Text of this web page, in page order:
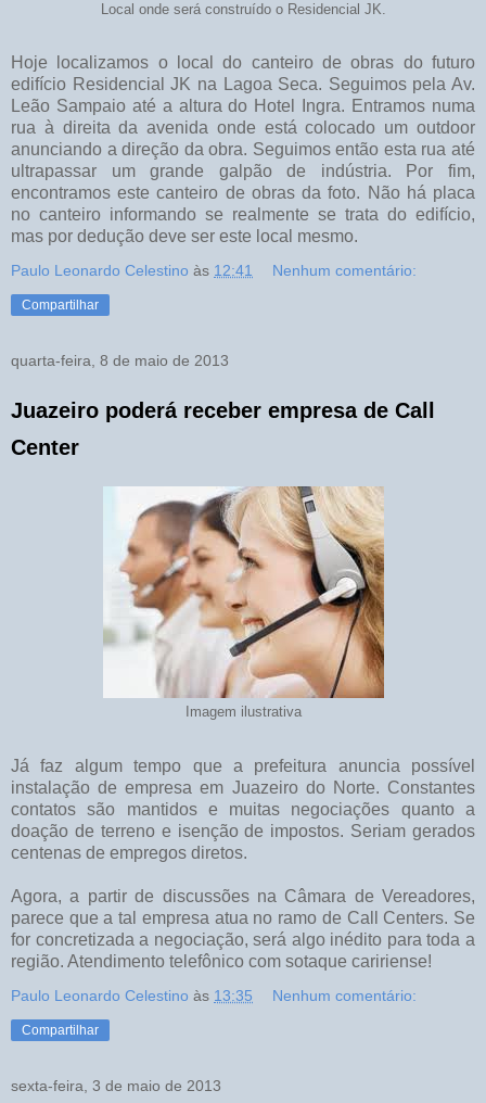
Local onde será construído o Residencial JK.
Hoje localizamos o local do canteiro de obras do futuro
edifício Residencial JK na Lagoa Seca. Seguimos pela Av.
Leão Sampaio até a altura do Hotel Ingra. Entramos numa
rua à direita da avenida onde está colocado um outdoor
anunciando a direção da obra. Seguimos então esta rua até
ultrapassar um grande galpão de indústria. Por fim,
encontramos este canteiro de obras da foto. Não há placa
no canteiro informando se realmente se trata do edifício,
mas por dedução deve ser este local mesmo.
Paulo Leonardo Celestino às 12:41 Nenhum comentário:
Compartilhar
quarta-feira, 8 de maio de 2013
Juazeiro poderá receber empresa de Call
Center
Imagem ilustrativa
Já faz algum tempo que a prefeitura anuncia possível
instalação de empresa em Juazeiro do Norte. Constantes
contatos são mantidos e muitas negociações quanto a
doação de terreno e isenção de impostos. Seriam gerados
centenas de empregos diretos.
Agora, a partir de discussões na Câmara de Vereadores,
parece que a tal empresa atua no ramo de Call Centers. Se
for concretizada a negociação, será algo inédito para toda a
região. Atendimento telefônico com sotaque caririense!
Paulo Leonardo Celestino às 13:35 Nenhum comentário:
Compartilhar
sexta-feira, 3 de maio de 2013